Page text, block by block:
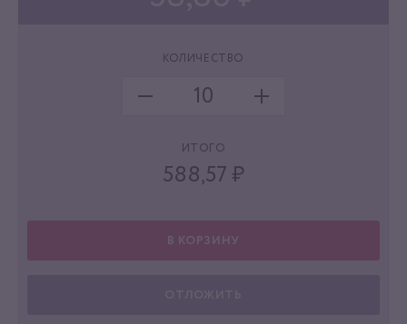
КОЛИЧЕСТВО
ИТОГО
588,57 ₽
В КОРЗИНУ